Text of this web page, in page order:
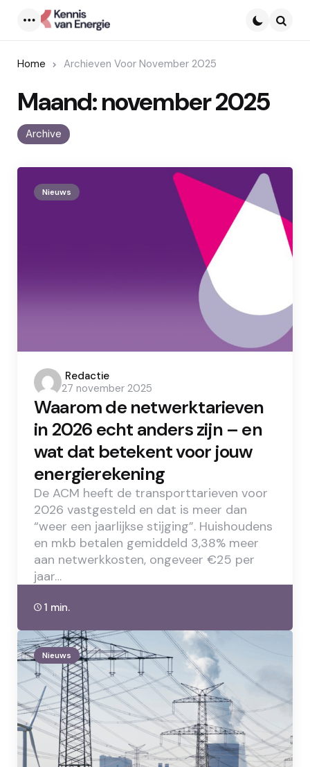
Home Archieven Voor November 2025
Archive
Maand:november 2025
Nieuws
Posted
by
Redactie
27 november 2025
Waarom de netwerktarieven
in 2026 echt anders zijn – en
wat dat betekent voor jouw
energierekening
De ACM heeft de transporttarieven voor
2026 vastgesteld en dat is meer dan
“weer een jaarlijkse stijging”. Huishoudens
en mkb betalen gemiddeld 3,38% meer
aan netwerkkosten, ongeveer €25 per
jaar…
1 min.
Nieuws